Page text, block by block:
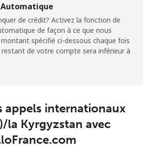
⁦9.9c⁩
50 min pour
⁦$5⁩
-
⁦51.9c⁩
9 min pour
⁦$5⁩
Automatique
de crédit? Activez la fonction de
de façon à ce que nous
spécifié ci-dessous chaque fois
restant de votre compte sera inférieur à
appels internationaux
la Kyrgyzstan avec